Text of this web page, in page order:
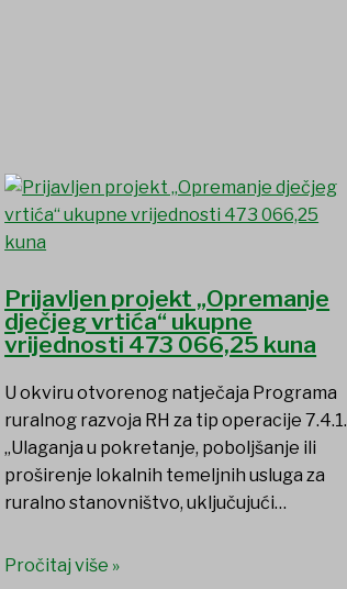
Prijavljen projekt „Opremanje
dječjeg vrtića“ ukupne
vrijednosti 473 066,25 kuna
U okviru otvorenog natječaja Programa
ruralnog razvoja RH za tip operacije 7.4.1.
„Ulaganja u pokretanje, poboljšanje ili
proširenje lokalnih temeljnih usluga za
ruralno stanovništvo, uključujući…
Pročitaj više »